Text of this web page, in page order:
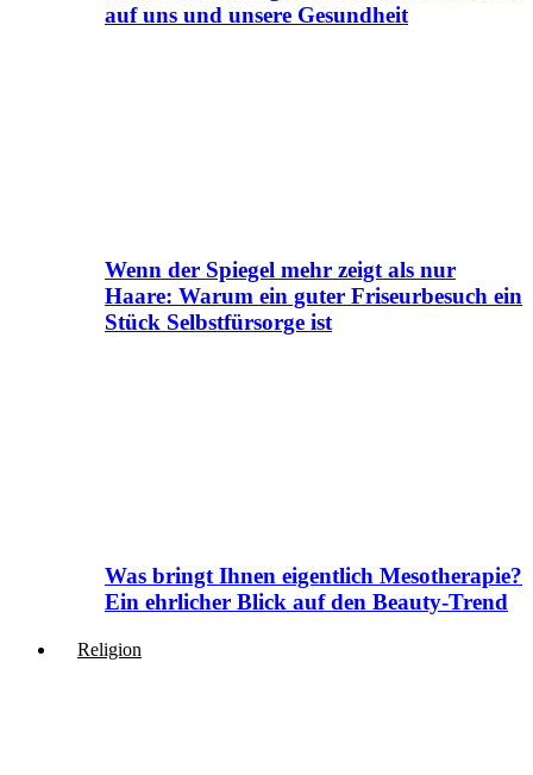
auf uns und unsere Gesundheit
Wenn der Spiegel mehr zeigt als nur
Haare: Warum ein guter Friseurbesuch ein
Stück Selbstfürsorge ist
Was bringt Ihnen eigentlich Mesotherapie?
Ein ehrlicher Blick auf den Beauty-Trend
Religion